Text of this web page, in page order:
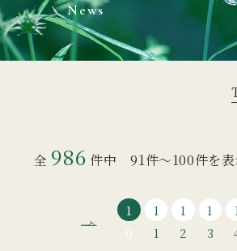
News
全 986 件中 91件～100件を表
1
0
1
1
1
2
1
3
1